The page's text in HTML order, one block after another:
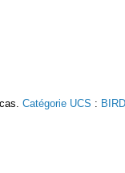
Catégorie UCS :